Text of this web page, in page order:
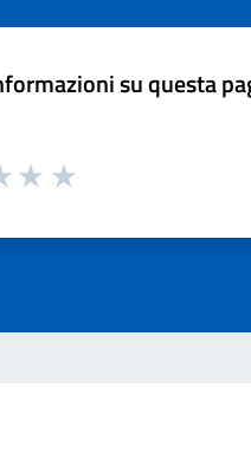
su questa